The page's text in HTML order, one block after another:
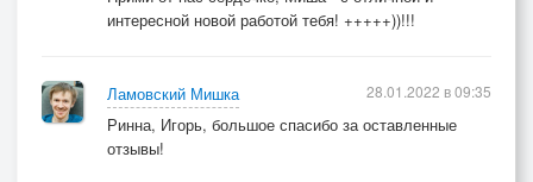
интересной новой работой тебя! +++++))!!!
Ламовский Мишка
Ринна, Игорь, большое спасибо за оставленные
отзывы!
28.01.2022 в 09:35